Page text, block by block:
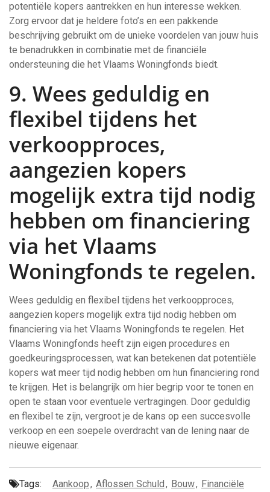
potentiële kopers aantrekken en hun interesse wekken.
Zorg ervoor dat je heldere foto’s en een pakkende
beschrijving gebruikt om de unieke voordelen van jouw huis
te benadrukken in combinatie met de financiële
ondersteuning die het Vlaams Woningfonds biedt.
9. Wees geduldig en
flexibel tijdens het
verkoopproces,
aangezien kopers
mogelijk extra tijd nodig
hebben om financiering
via het Vlaams
Woningfonds te regelen.
Wees geduldig en flexibel tijdens het verkoopproces,
aangezien kopers mogelijk extra tijd nodig hebben om
financiering via het Vlaams Woningfonds te regelen. Het
Vlaams Woningfonds heeft zijn eigen procedures en
goedkeuringsprocessen, wat kan betekenen dat potentiële
kopers wat meer tijd nodig hebben om hun financiering rond
te krijgen. Het is belangrijk om hier begrip voor te tonen en
open te staan voor eventuele vertragingen. Door geduldig
en flexibel te zijn, vergroot je de kans op een succesvolle
verkoop en een soepele overdracht van de lening naar de
nieuwe eigenaar.
Tags: Aankoop, Aflossen Schuld, Bouw, Financiële